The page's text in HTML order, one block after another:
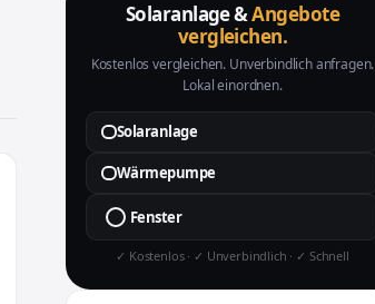
Solaranlage &Angebote
vergleichen.
Kostenlos vergleichen. Unverbindlich anfragen.
Lokal einordnen.
Solaranlage
Wärmepumpe
Fenster
✓ Kostenlos · ✓ Unverbindlich · ✓ Schnell